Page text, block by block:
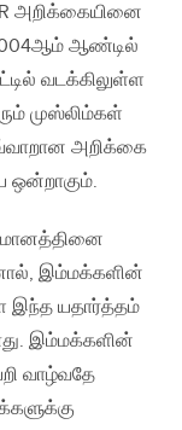
அறிக்கையினை
ஆண்டில்
வடக்கிலுள்ள
முஸ்லிம்கள்
அறிக்கை
ஒன்றாகும்.
இம்மக்களின்
இந்த யதார்த்தம்
இம்மக்களின்
வாழ்வதே